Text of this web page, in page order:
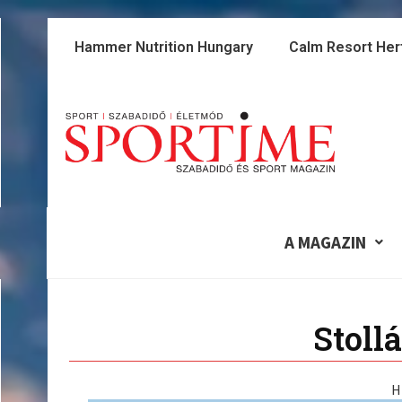
Skip
Hammer Nutrition Hungary Calm Resort
A MAGAZIN